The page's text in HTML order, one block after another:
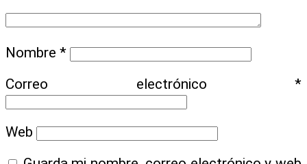
Nombre *
Correo electrónico *
Web